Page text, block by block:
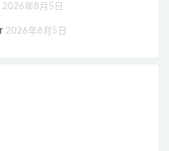
2026年8月5日
2026年8月5日